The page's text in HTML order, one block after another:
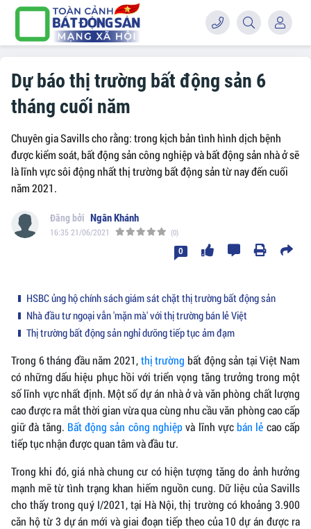
Dự báo thị trường bất động sản 6
tháng cuối năm
Chuyên gia Savills cho rằng: trong kịch bản tình hình dịch bệnh
được kiểm soát, bất động sản công nghiệp và bất động sản nhà ở sẽ
là lĩnh vực sôi động nhất thị trường bất động sản từ nay đến cuối
năm 2021.
Ngân Khánh
16:35 21/06/2021 (0)
0
HSBC ủng hộ chính sách giám sát chặt thị trường bất động sản
Nhà đầu tư ngoại vẫn 'mặn mà' với thị trường bán lẻ Việt
Thị trường bất động sản nghỉ dưỡng tiếp tục ảm đạm
Trong 6 tháng đầu năm 2021,thị trường bất động sản tại Việt Nam
có những dấu hiệu phục hồi với triển vọng tăng trưởng trong một
số lĩnh vực nhất định. Một số dự án nhà ở và văn phòng chất lượng
cao được ra mắt thời gian vừa qua cùng nhu cầu văn phòng cao cấp
giữ đà tăng. Bất động sản công nghiệpvà lĩnh vực bán lẻ cao cấp
tiếp tục nhận được quan tâm và đầu tư.
Trong khi đó, giá nhà chung cư có hiện tượng tăng do ảnh hưởng
mạnh mẽ từ tình trạng khan hiếm nguồn cung. Dữ liệu của Savills
cho thấy trong quý I/2021, tại Hà Nội, thị trường có khoảng 3.900
căn hộ từ 3 dự án mới và giai đoạn tiếp theo của 10 dự án được ra